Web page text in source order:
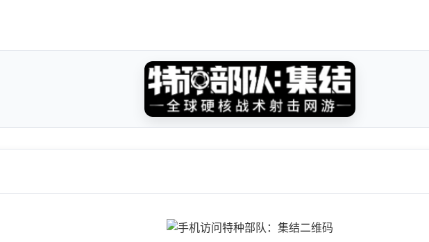
、无人机、机械犬、RPG，参数拟真还原！子弹穿透率、护甲耐久度、改装配件效果——每